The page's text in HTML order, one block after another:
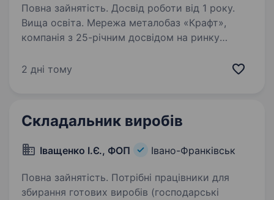
Повна зайнятість. Досвід роботи від 1 року.
Вища освіта. Мережа металобаз «Крафт»,
компанія з 25-річним досвідом на ринку
у надійності, широкому асортименті продукції
2 дні тому
Складальник виробів
Іващенко І.Є., ФОП Івано-Франківськ
Повна зайнятість. Потрібні працівники для
збирання готових виробів (господарські